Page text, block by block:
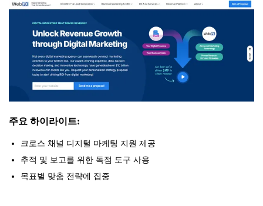
주요 하이라이트:
크로스 채널 디지털 마케팅 지원 제공
추적 및 보고를 위한 독점 도구 사용
목표별 맞춤 전략에 집중